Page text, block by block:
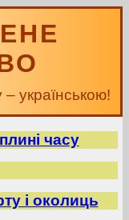
українською!
часу
і околиць